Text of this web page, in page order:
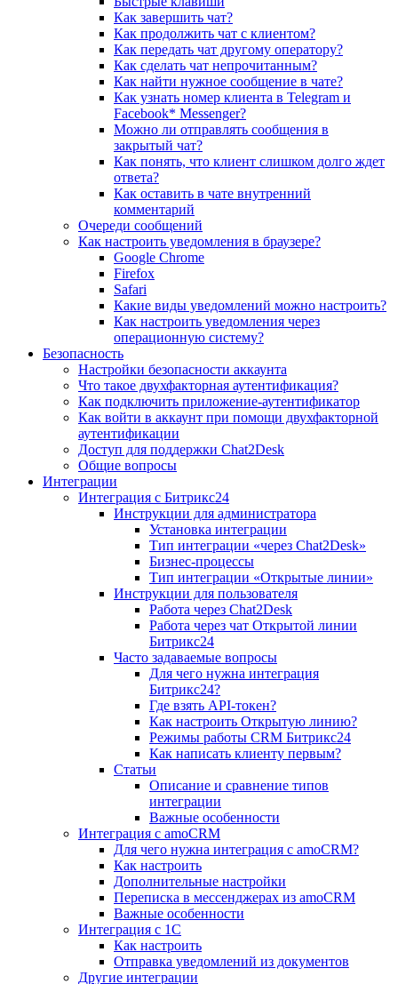
Как завершить чат?
Как продолжить чат с клиентом?
Как передать чат другому оператору?
Как сделать чат непрочитанным?
Как найти нужное сообщение в чате?
Как узнать номер клиента в Telegram и
Facebook* Messenger?
Можно ли отправлять сообщения в
закрытый чат?
Как понять, что клиент слишком долго ждет
ответа?
Как оставить в чате внутренний
комментарий
Очереди сообщений
Как настроить уведомления в браузере?
Google Chrome
Firefox
Safari
Какие виды уведомлений можно настроить?
Как настроить уведомления через
операционную систему?
Безопасность
Настройки безопасности аккаунта
Что такое двухфакторная аутентификация?
Как подключить приложение-аутентификатор
Как войти в аккаунт при помощи двухфакторной
аутентификации
Доступ для поддержки Chat2Desk
Общие вопросы
Интеграции
Интеграция с Битрикс24
Инструкции для администратора
Установка интеграции
Тип интеграции «через Chat2Desk»
Бизнес-процессы
Тип интеграции «Открытые линии»
Инструкции для пользователя
Работа через Chat2Desk
Работа через чат Открытой линии
Битрикс24
Часто задаваемые вопросы
Для чего нужна интеграция
Битрикс24?
Где взять API-токен?
Как настроить Открытую линию?
Режимы работы CRM Битрикс24
Как написать клиенту первым?
Статьи
Описание и сравнение типов
интеграции
Важные особенности
Интеграция с amoCRM
Для чего нужна интеграция с amoCRM?
Как настроить
Дополнительные настройки
Переписка в мессенджерах из amoCRM
Важные особенности
Интеграция с 1С
Как настроить
Отправка уведомлений из документов
Другие интеграции